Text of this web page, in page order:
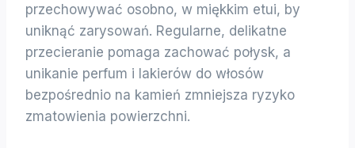
przechowywać osobno, w miękkim etui, by
uniknąć zarysowań. Regularne, delikatne
przecieranie pomaga zachować połysk, a
unikanie perfum i lakierów do włosów
bezpośrednio na kamień zmniejsza ryzyko
zmatowienia powierzchni.